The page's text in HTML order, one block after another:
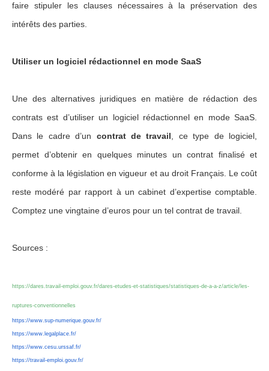
faire stipuler les clauses nécessaires à la préservation des
intérêts des parties.
Utiliser un logiciel rédactionnel en mode SaaS
Une des alternatives juridiques en matière de rédaction des
contrats est d’utiliser un logiciel rédactionnel en mode SaaS.
Dans le cadre d’un contrat de travail, ce type de logiciel,
permet d’obtenir en quelques minutes un contrat finalisé et
conforme à la législation en vigueur et au droit Français. Le coût
reste modéré par rapport à un cabinet d’expertise comptable.
Comptez une vingtaine d’euros pour un tel contrat de travail.
Sources :
https://dares.travail-emploi.gouv.fr/dares-etudes-et-statistiques/statistiques-de-a-a-z/article/les-
ruptures-conventionnelles
https://www.sup-numerique.gouv.fr/
https://www.legalplace.fr/
https://www.cesu.urssaf.fr/
https://travail-emploi.gouv.fr/